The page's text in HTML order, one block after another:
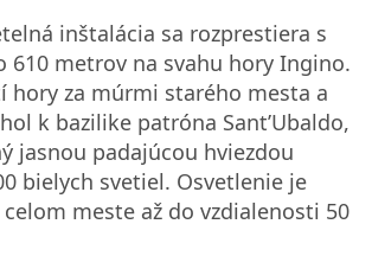
inštalácia sa rozprestiera s
610 metrov na svahu hory Ingino.
hory za múrmi starého mesta a
k bazilike patróna Sant’Ubaldo,
jasnou padajúcou hviezdou
bielych svetiel. Osvetlenie je
meste až do vzdialenosti 50